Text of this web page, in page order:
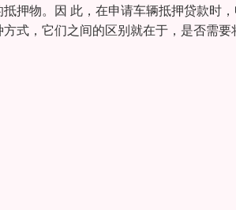
押物。因 此，在申请车辆抵押贷款时
式，它们之间的区别就在于，是否需要